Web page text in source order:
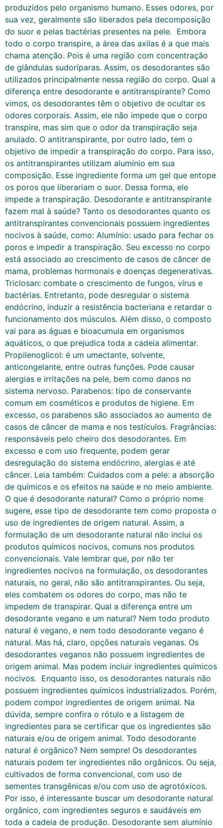
produzidos pelo organismo humano. Esses odores, por
sua vez, geralmente são liberados pela decomposição
do suor e pelas bactérias presentes na pele. Embora
todo o corpo transpire, a área das axilas é a que mais
chama atenção. Pois é uma região com concentração
de glândulas sudoríparas. Assim, os desodorantes são
utilizados principalmente nessa região do corpo. Qual a
diferença entre desodorante e antitranspirante? Como
vimos, os desodorantes têm o objetivo de ocultar os
odores corporais. Assim, ele não impede que o corpo
transpire, mas sim que o odor da transpiração seja
anulado. O antitranspirante, por outro lado, tem o
objetivo de impedir a transpiração do corpo. Para isso,
os antitranspirantes utilizam alumínio em sua
composição. Esse ingrediente forma um gel que entope
os poros que liberariam o suor. Dessa forma, ele
impede a transpiração. Desodorante e antitranspirante
fazem mal à saúde? Tanto os desodorantes quanto os
antitranspirantes convencionais possuem ingredientes
nocivos à saúde, como: Alumínio: usado para fechar os
poros e impedir a transpiração. Seu excesso no corpo
está associado ao crescimento de casos de câncer de
mama, problemas hormonais e doenças degenerativas.
Triclosan: combate o crescimento de fungos, vírus e
bactérias. Entretanto, pode desregular o sistema
endócrino, induzir a resistência bacteriana e retardar o
funcionamento dos músculos. Além disso, o composto
vai para as águas e bioacumula em organismos
aquáticos, o que prejudica toda a cadeia alimentar.
Propilenoglicol: é um umectante, solvente,
anticongelante, entre outras funções. Pode causar
alergias e irritações na pele, bem como danos no
sistema nervoso. Parabenos: tipo de conservante
comum em cosméticos e produtos de higiene. Em
excesso, os parabenos são associados ao aumento de
casos de câncer de mama e nos testículos. Fragrâncias:
responsáveis pelo cheiro dos desodorantes. Em
excesso e com uso frequente, podem gerar
desregulação do sistema endócrino, alergias e até
câncer. Leia também: Cuidados com a pele: a absorção
de químicos e os efeitos na saúde e no meio ambiente.
O que é desodorante natural? Como o próprio nome
sugere, esse tipo de desodorante tem como proposta o
uso de ingredientes de origem natural. Assim, a
formulação de um desodorante natural não inclui os
produtos químicos nocivos, comuns nos produtos
convencionais. Vale lembrar que, por não ter
ingredientes nocivos na formulação, os desodorantes
naturais, no geral, não são antitranspirantes. Ou seja,
eles combatem os odores do corpo, mas não te
impedem de transpirar. Qual a diferença entre um
desodorante vegano e um natural? Nem todo produto
natural é vegano, e nem todo desodorante vegano é
natural. Mas há, claro, opções naturais veganas. Os
desodorantes veganos não possuem ingredientes de
origem animal. Mas podem incluir ingredientes químicos
nocivos. Enquanto isso, os desodorantes naturais não
possuem ingredientes químicos industrializados. Porém,
podem compor ingredientes de origem animal. Na
dúvida, sempre confira o rótulo e a listagem de
ingredientes para se certificar que os ingredientes são
naturais e/ou de origem animal. Todo desodorante
natural é orgânico? Nem sempre! Os desodorantes
naturais podem ter ingredientes não orgânicos. Ou seja,
cultivados de forma convencional, com uso de
sementes transgênicas e/ou com uso de agrotóxicos.
Por isso, é interessante buscar um desodorante natural
orgânico, com ingredientes seguros e saudáveis em
toda a cadeia de produção. Desodorante sem alumínio